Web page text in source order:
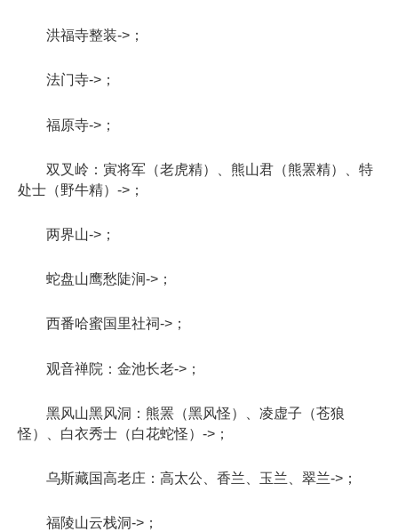
洪福寺整装->；
法门寺->；
福原寺->；
双叉岭：寅将军（老虎精）、熊山君（熊罴精）、特
处士（野牛精）->；
两界山->；
蛇盘山鹰愁陡涧->；
西番哈蜜国里社祠->；
观音禅院：金池长老->；
黑风山黑风洞：熊罴（黑风怪）、凌虚子（苍狼
怪）、白衣秀士（白花蛇怪）->；
乌斯藏国高老庄：高太公、香兰、玉兰、翠兰->；
福陵山云栈洞->；